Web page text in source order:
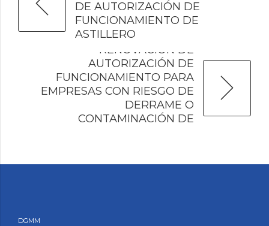
DE AUTORIZACIÓN DE
FUNCIONAMIENTO DE
ASTILLERO
NEXT
IMADP.R.14 SOLICITUD DE
RENOVACIÓN DE
AUTORIZACIÓN DE
FUNCIONAMIENTO PARA
EMPRESAS CON RIESGO DE
DERRAME O
CONTAMINACIÓN DE
DGMM